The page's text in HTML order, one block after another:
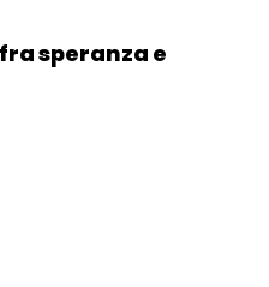
speranza e